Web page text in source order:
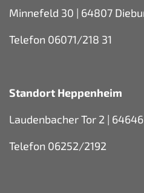
Minnefeld 30 | 64807
Telefon 06071/218 31
Standort Heppenheim
Laudenbacher Tor 2 |
Telefon 06252/2192